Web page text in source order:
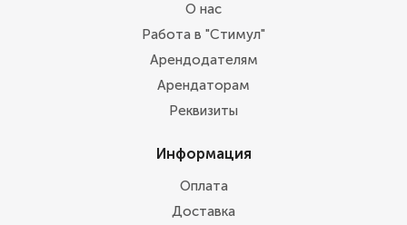
О нас
Работа в "Стимул"
Арендодателям
Арендаторам
Реквизиты
Информация
Оплата
Доставка